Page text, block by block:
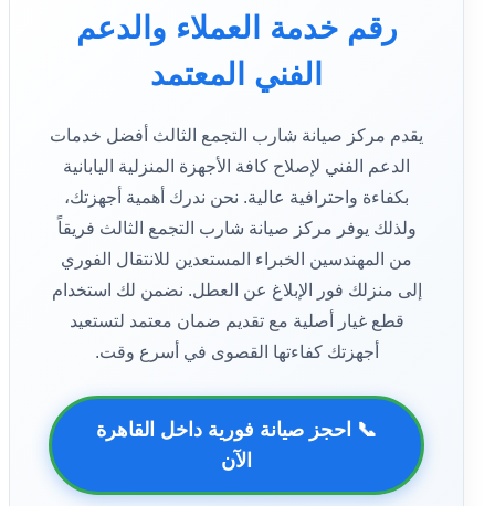
رقم خدمة العملاء والدعم
الفني المعتمد
يقدم مركز صيانة شارب التجمع الثالث أفضل خدمات
الدعم الفني لإصلاح كافة الأجهزة المنزلية اليابانية
بكفاءة واحترافية عالية. نحن ندرك أهمية أجهزتك،
ولذلك يوفر مركز صيانة شارب التجمع الثالث فريقاً
من المهندسين الخبراء المستعدين للانتقال الفوري
إلى منزلك فور الإبلاغ عن العطل. نضمن لك استخدام
قطع غيار أصلية مع تقديم ضمان معتمد لتستعيد
أجهزتك كفاءتها القصوى في أسرع وقت.
📞 احجز صيانة فورية داخل القاهرة
الآن